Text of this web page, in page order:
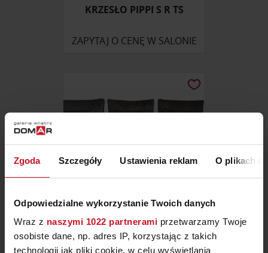
Zgoda Szczegóły Ustawienia reklam O plikach
Odpowiedzialne wykorzystanie Twoich danych
Wraz z naszymi 1022 partnerami przetwarzamy Twoje
osobiste dane, np. adres IP, korzystając z takich
technologii jak pliki cookie, w celu wyświetlania
KRZESŁO PIPPI S R TS
ZAPYTAJ O CENĘ W SALONIE
NAROŻNIK CAPRI